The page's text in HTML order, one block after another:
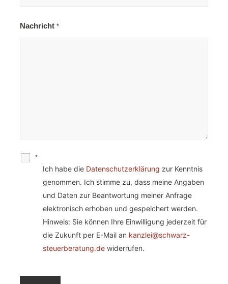
Nachricht *
*
Ich habe die Datenschutzerklärung zur Kenntnis
genommen. Ich stimme zu, dass meine Angaben
und Daten zur Beantwortung meiner Anfrage
elektronisch erhoben und gespeichert werden.
Hinweis: Sie können Ihre Einwilligung jederzeit für
die Zukunft per E-Mail an kanzlei@schwarz-
steuerberatung.dewiderrufen.